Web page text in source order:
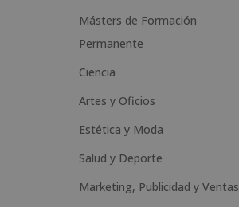
Másters de Formación
Permanente
Ciencia
Artes y Oficios
Estética y Moda
Salud y Deporte
Marketing, Publicidad y Ventas